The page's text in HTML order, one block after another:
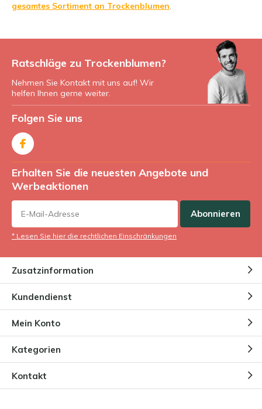
gesamtes Sortiment an Trockenblumen.
Ratschläge zu Trockenblumen?
Nehmen Sie Kontakt mit uns auf! Wir
helfen Ihnen gerne weiter.
Folgen Sie uns
Erhalten Sie die neuesten Angebote und
Werbeaktionen
Abonnieren
* Lesen Sie hier die rechtlichen Einschränkungen
Zusatzinformation
Kundendienst
Mein Konto
Kategorien
Kontakt